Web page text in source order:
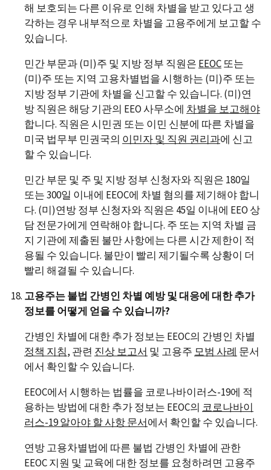
해 보호되는 다른 이유로 인해 차별을 받고 있다고 생
각하는 경우 내부적으로 차별을 고용주에게 보고할 수
있습니다.
민간 부문과 (미)주 및 지방 정부 직원은 EEOC또는
(미)주 또는 지역 고용차별법을 시행하는 (미)주 또는
지방 정부 기관에 차별을 신고할 수 있습니다. (미)연
방 직원은 해당 기관의 EEO 사무소에 차별을 보고해야
합니다. 직원은 시민권 또는 이민 신분에 따른 차별을
미국 법무부 민권국의 이민자 및 직원 권리과에 신고
할 수 있습니다.
민간 부문 및 주 및 지방 정부 신청자와 직원은 180일
또는 300일 이내에 EEOC에 차별 혐의를 제기해야 합니
다. (미)연방 정부 신청자와 직원은 45일 이내에 EEO 상
담 전문가에게 연락해야 합니다. 주 또는 지역 차별 금
지 기관에 제출된 불만 사항에는 다른 시간 제한이 적
용될 수 있습니다. 불만이 빨리 제기될수록 상황이 더
빨리 해결될 수 있습니다.
고용주는 불법 간병인 차별 예방 및 대응에 대한 추가
정보를 어떻게 얻을 수 있습니까?
간병인 차별에 대한 추가 정보는 EEOC의 간병인 차별
정책 지침, 관련 진상 보고서 및 고용주 모범 사례 문서
에서 확인할 수 있습니다.
EEOC에서 시행하는 법률을 코로나바이러스-19에 적
용하는 방법에 대한 추가 정보는 EEOC의 코로나바이
러스-19알아야 할 사항 문서에서 확인할 수 있습니다.
연방 고용차별법에 따른 불법 간병인 차별에 관한
EEOC 지원 및 교육에 대한 정보를 요청하려면 고용주